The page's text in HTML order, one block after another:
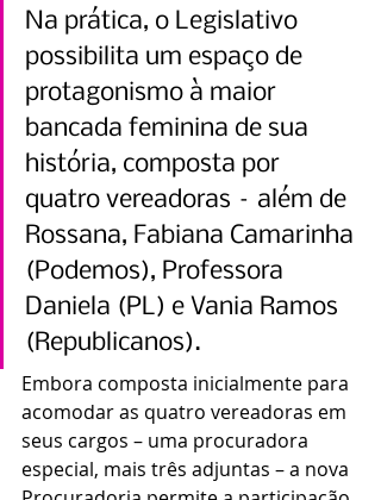
Na prática, o Legislativo
possibilita um espaço de
protagonismo à maior
bancada feminina de sua
história, composta por
quatro vereadoras – além de
Rossana, Fabiana Camarinha
(Podemos), Professora
Daniela (PL) e Vania Ramos
(Republicanos).
Embora composta inicialmente para
acomodar as quatro vereadoras em
seus cargos – uma procuradora
especial, mais três adjuntas – a nova